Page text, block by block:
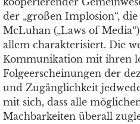
der „großen Implosion“,
McLuhan („Laws of
allem charakterisiert. Die
Kommunikation mit ihren
Folgeerscheinungen der
und Zugänglichkeit
mit sich, dass alle
Machbarkeiten überall